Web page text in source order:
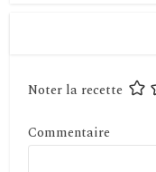
Noter la recette
Commentaire